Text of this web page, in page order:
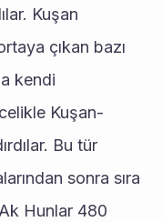
Kuşan
çıkan bazı
kendi
Kuşan-
Bu tür
sonra sıra
Hunlar 480